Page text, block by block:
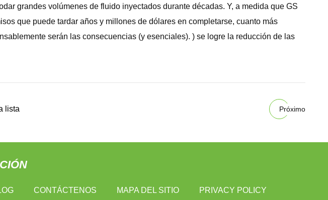
grandes volúmenes de fluido inyectados durante décadas. Y, a medida que GS
que puede tardar años y millones de dólares en completarse, cuanto más
serán las consecuencias (y esenciales). ) se logre la reducción de las
lista Próximo
CONTÁCTENOS MAPA DEL SITIO PRIVACY POLICY